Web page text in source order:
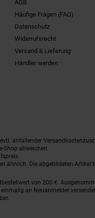
AGB
Häufige Fragen (FAQ)
Datenschutz
Widerrufsrecht
Versand & Lieferung
Händler werden
anfallender
Shop abweichen.
Die abgebildeten
von 200 €.
an Neuanmelder